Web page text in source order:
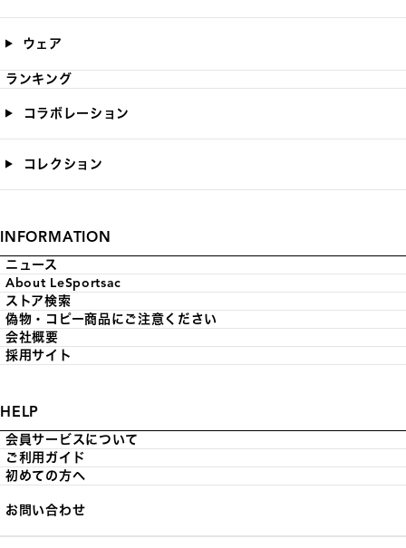
ウェア
ランキング
コラボレーション
コレクション
INFORMATION
ニュース
About LeSportsac
ストア検索
偽物・コピー商品にご注意ください
会社概要
採用サイト
HELP
会員サービスについて
ご利用ガイド
初めての方へ
お問い合わせ